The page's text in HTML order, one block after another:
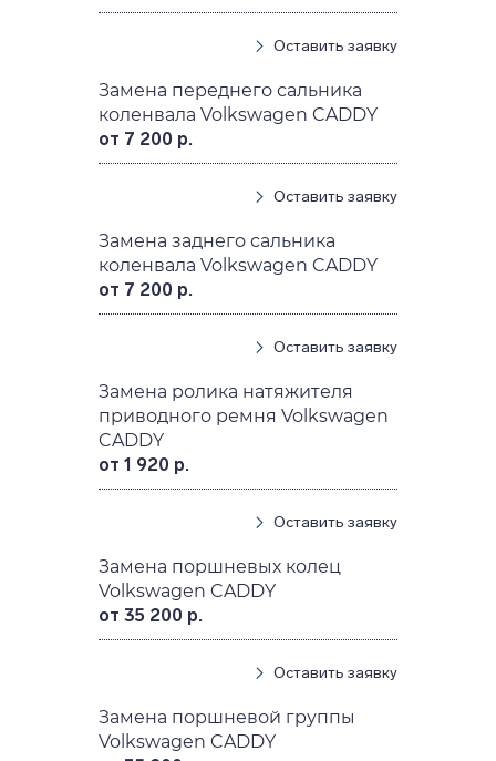
Оставить заявку
Замена переднего сальника
коленвала Volkswagen CADDY
от 7 200 р.
Оставить заявку
Замена заднего сальника
коленвала Volkswagen CADDY
от 7 200 р.
Оставить заявку
Замена ролика натяжителя
приводного ремня Volkswagen
CADDY
от 1 920 р.
Оставить заявку
Замена поршневых колец
Volkswagen CADDY
от 35 200 р.
Оставить заявку
Замена поршневой группы
Volkswagen CADDY